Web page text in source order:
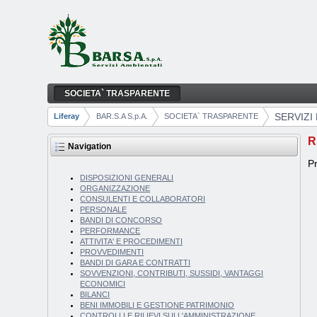
SERVIZI EROGATI
Navigation
SOCIETA` TRASPARENTE
Breadcrumbs
Liferay BAR.S.A S.p.A. SOCIETA` TRASPARENTE SERVIZI
Navigation
DISPOSIZIONI GENERALI
ORGANIZZAZIONE
CONSULENTI E COLLABORATORI
PERSONALE
BANDI DI CONCORSO
PERFORMANCE
ATTIVITA' E PROCEDIMENTI
PROVVEDIMENTI
BANDI DI GARA E CONTRATTI
SOVVENZIONI, CONTRIBUTI, SUSSIDI, VANTAGGI
ECONOMICI
BILANCI
BENI IMMOBILI E GESTIONE PATRIMONIO